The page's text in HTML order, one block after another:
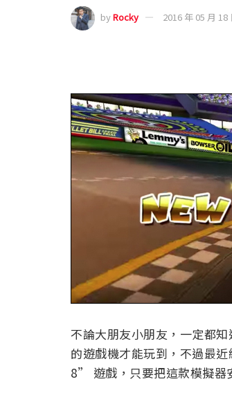
byRocky 2016 年 05 月 18
不論大朋友小朋友，一定都
的遊戲機才能玩到，不過最
8” 遊戲，只要把這款模擬器